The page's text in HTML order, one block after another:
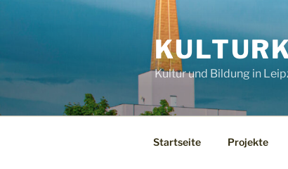
Kultur und Bildung in
Startseite Projekte